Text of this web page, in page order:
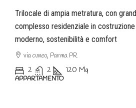
Trilocale di ampia metratura, con
complesso residenziale in
moderno, sostenibilità e comfort
via cuneo, Parma PR
2 2 120 Mq
APPARTAMENTO